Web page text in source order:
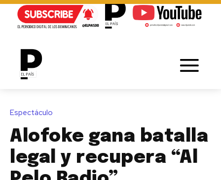
Espectáculo
Alofoke gana batalla
legal y recupera “Al